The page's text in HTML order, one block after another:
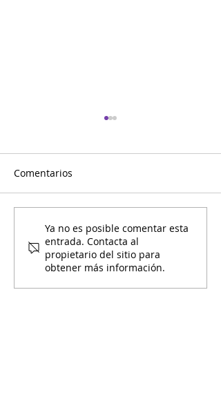
Entre Amigos Calendario
de Mayo
Comentarios
Ya no es posible comentar esta
entrada. Contacta al
propietario del sitio para
obtener más información.